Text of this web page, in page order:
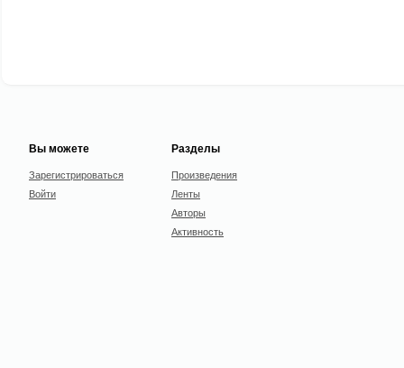
Вы можете
Зарегистрироваться
Войти
Разделы
Произведения
Ленты
Авторы
Активность